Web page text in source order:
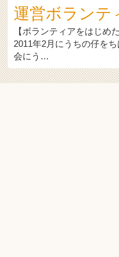
運営ボランテ
【ボランティアをはじめ
2011年2月にうちの仔を
会にう…